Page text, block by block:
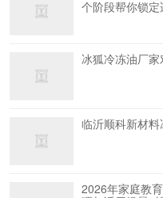
个阶段帮你锁
冰狐冷冻油厂
临沂顺科新材
2026年家庭教